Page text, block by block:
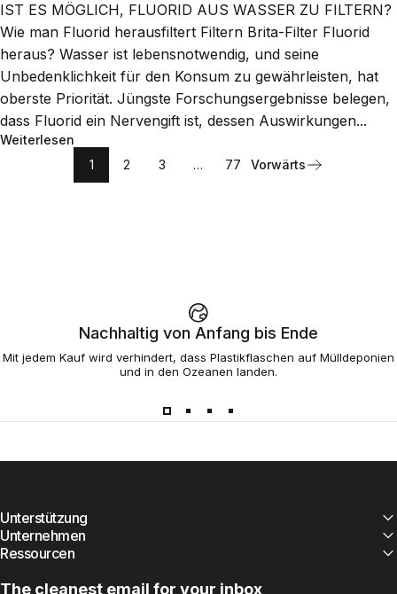
IST ES MÖGLICH, FLUORID AUS WASSER ZU FILTERN?
Wie man Fluorid herausfiltert Filtern Brita-Filter Fluorid
heraus? Wasser ist lebensnotwendig, und seine
Unbedenklichkeit für den Konsum zu gewährleisten, hat
oberste Priorität. Jüngste Forschungsergebnisse belegen,
dass Fluorid ein Nervengift ist, dessen Auswirkungen...
Weiterlesen
1
2 3 … 77 Vorwärts
Nachhaltig von Anfang bis Ende
Mit jedem Kauf wird verhindert, dass Plastikflaschen auf Mülldeponien
und in den Ozeanen landen.
Unterstützung
Unternehmen
Ressourcen
The cleanest email for your inbox